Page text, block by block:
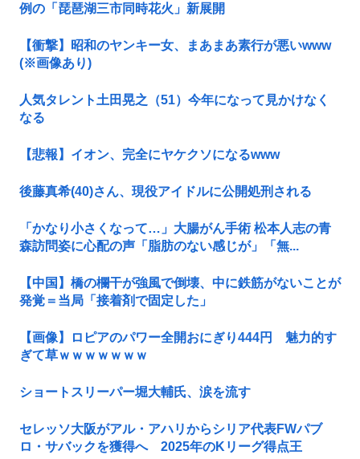
例の「琵琶湖三市同時花火」新展開
【衝撃】昭和のヤンキー女、まあまあ素行が悪いwww
(※画像あり)
人気タレント土田晃之（51）今年になって見かけなく
なる
【悲報】イオン、完全にヤケクソになるwww
後藤真希(40)さん、現役アイドルに公開処刑される
「かなり小さくなって…」大腸がん手術 松本人志の青
森訪問姿に心配の声「脂肪のない感じが」「無...
【中国】橋の欄干が強風で倒壊、中に鉄筋がないことが
発覚＝当局「接着剤で固定した」
【画像】ロピアのパワー全開おにぎり444円 魅力的す
ぎて草ｗｗｗｗｗｗｗ
ショートスリーパー堀大輔氏、涙を流す
セレッソ大阪がアル・アハリからシリア代表FWパブ
ロ・サバックを獲得へ 2025年のKリーグ得点王